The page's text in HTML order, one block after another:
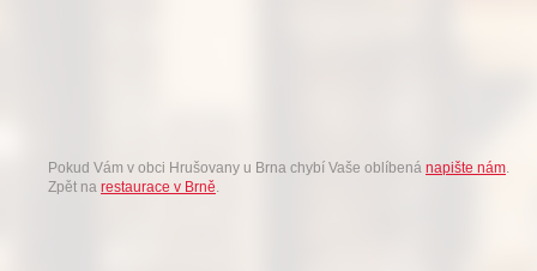
Pokud Vám v obci Hrušovany u Brna chybí Vaše oblíbená napište nám.
Zpět na restaurace v Brně.